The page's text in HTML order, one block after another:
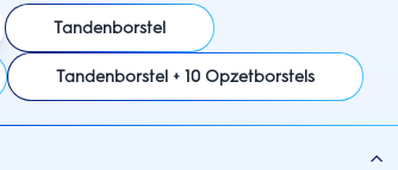
Tandenborstel
Tandenborstel + 10 Opzetborstels